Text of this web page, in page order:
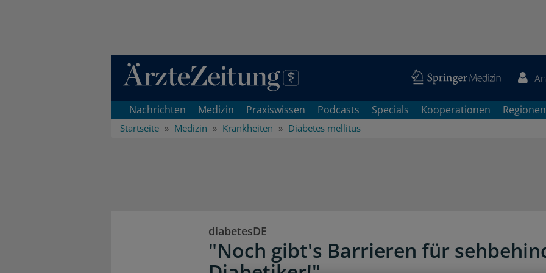
Direkt zum Inhaltsbereich
Nachrichten Medizin Praxiswissen Podcasts Specials Kooperationen Regionen
Startseite Medizin Krankheiten Diabetes mellitus
diabetesDE
"Noch gibt's Barrieren für